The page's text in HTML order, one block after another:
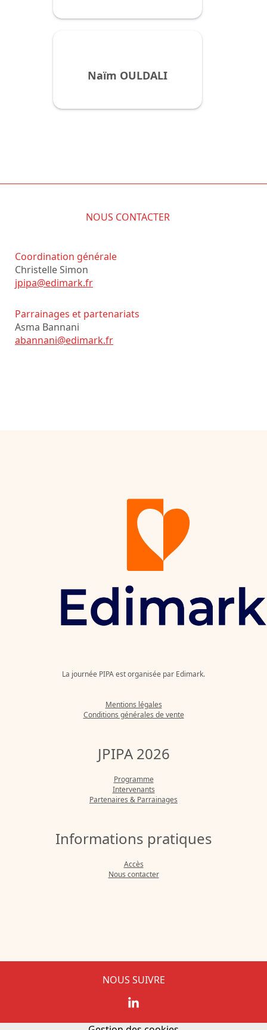
Naïm OULDALI
NOUS CONTACTER
Coordination générale
Christelle Simon
jpipa@edimark.fr
Parrainages et partenariats
Asma Bannani
abannani@edimark.fr
La journée PIPA est organisée par Edimark.
Mentions légales
Conditions générales de vente
JPIPA 2026
Programme
Intervenants
Partenaires & Parrainages
Informations pratiques
Accès
Nous contacter
NOUS SUIVRE